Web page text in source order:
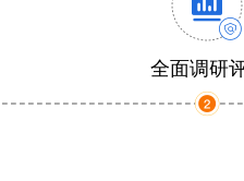
全面调研